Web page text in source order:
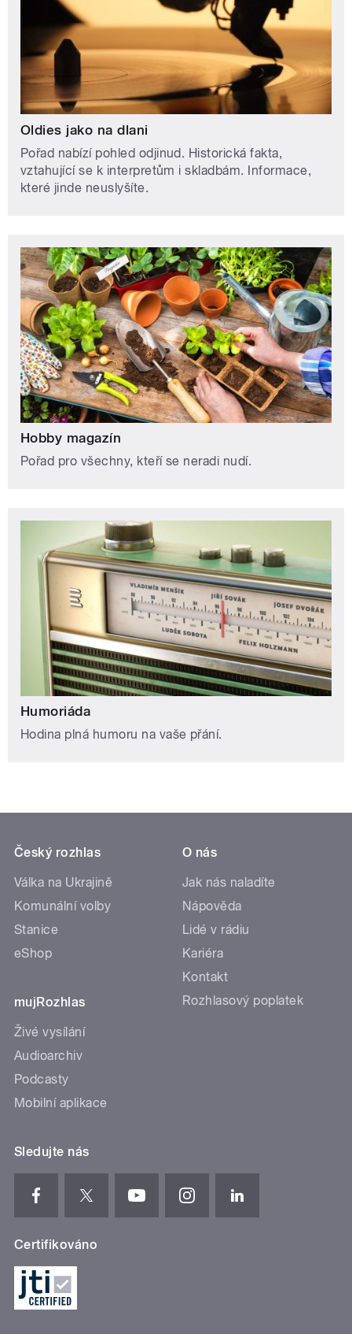
Oldies jako na dlani
Pořad nabízí pohled odjinud. Historická fakta,
vztahující se k interpretům i skladbám. Informace,
které jinde neuslyšíte.
Hobby magazín
Pořad pro všechny, kteří se neradi nudí.
Humoriáda
Hodina plná humoru na vaše přání.
Český rozhlas
Válka na Ukrajině
Komunální volby
Stanice
eShop
mujRozhlas
Živé vysílání
Audioarchiv
Podcasty
Mobilní aplikace
O nás
Jak nás naladíte
Nápověda
Lidé v rádiu
Kariéra
Kontakt
Rozhlasový poplatek
Sledujte nás
Certifikováno